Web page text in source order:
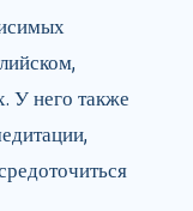
У него также